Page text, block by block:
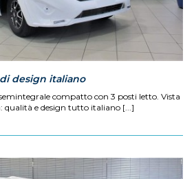
design italiano
compatto con 3 posti letto. Vista
qualità e design tutto italiano [...]